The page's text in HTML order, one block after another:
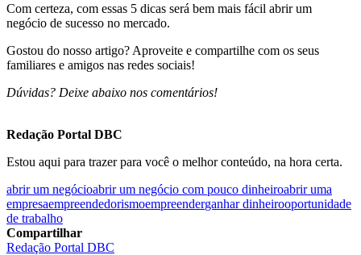
Com certeza, com essas 5 dicas será bem mais fácil abrir um
negócio de sucesso no mercado.
Gostou do nosso artigo? Aproveite e compartilhe com os seus
familiares e amigos nas redes sociais!
Dúvidas? Deixe abaixo nos comentários!
Redação Portal DBC
Estou aqui para trazer para você o melhor conteúdo, na hora certa.
abrir um negócioabrir um negócio com pouco dinheiroabrir uma
empresaempreendedorismoempreenderganhar dinheirooportunidade
de trabalho
Compartilhar
Redação Portal DBC